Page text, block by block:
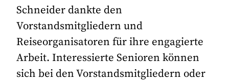
Schneider dankte den
Vorstandsmitgliedern und
Reiseorganisatoren für ihre engagierte
Arbeit. Interessierte Senioren können
sich bei den Vorstandsmitgliedern oder